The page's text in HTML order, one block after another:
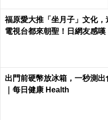
福原愛大推「坐月子」文化，
電視台都來朝聖！日網友感嘆
出門前硬幣放冰箱，一秒測出
｜每日健康 Health